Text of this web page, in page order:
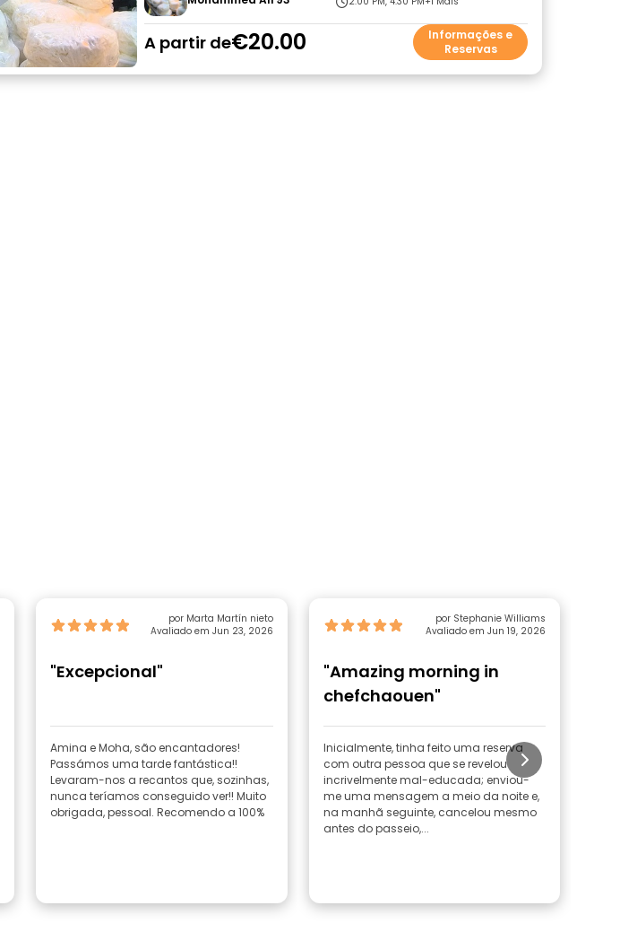
A partir de€20.00
Informações e
Reservas
por Marta Martín nieto
Avaliado em Jun 23, 2026
"Excepcional"
Amina e Moha, são encantadores!
Passámos uma tarde fantástica!!
Levaram-nos a recantos que, sozinhas,
nunca teríamos conseguido ver!! Muito
obrigada, pessoal. Recomendo a 100%
por Stephanie Williams
Avaliado em Jun 19, 2026
"Amazing morning in
chefchaouen"
Inicialmente, tinha feito uma reserva
com outra pessoa que se revelou
incrivelmente mal-educada; enviou-
me uma mensagem a meio da noite e,
na manhã seguinte, cancelou mesmo
antes do passeio,...